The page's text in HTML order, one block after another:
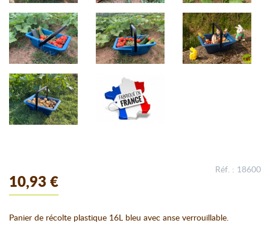
10,93 €
Réf. : 18600
Panier de récolte plastique 16L bleu avec anse verrouillable.